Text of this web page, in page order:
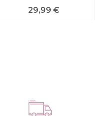
Prix
29,99 €